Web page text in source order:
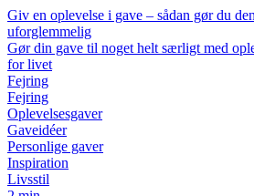
Giv en oplevelse i gave – sådan gør du
uforglemmelig
Gør din gave til noget helt særligt med
for livet
Fejring
Fejring
Oplevelsesgaver
Gaveidéer
Personlige gaver
Inspiration
Livsstil